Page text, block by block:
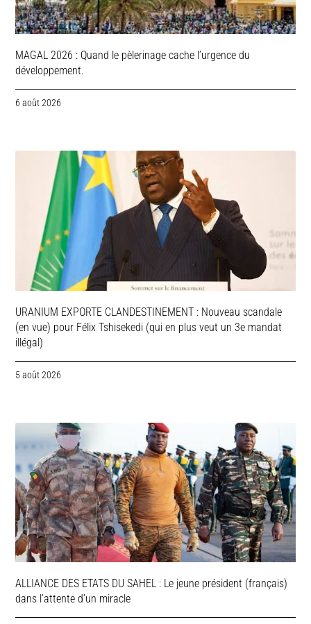
MAGAL 2026 : Quand le pèlerinage cache l’urgence du
développement.
6 août 2026
URANIUM EXPORTE CLANDESTINEMENT : Nouveau scandale
(en vue) pour Félix Tshisekedi (qui en plus veut un 3e mandat
illégal)
5 août 2026
ALLIANCE DES ETATS DU SAHEL : Le jeune président (français)
dans l’attente d’un miracle